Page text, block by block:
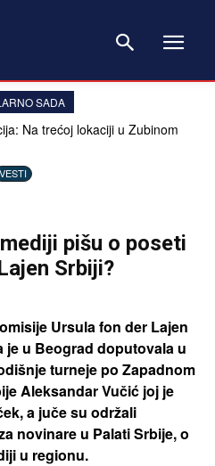
SADA
Na trećoj lokaciji u Zubinom
VESTI
pišu o poseti
Srbiji?
Ursula fon der Lajen
je u Beograd doputovala u
turneje po Zapadnom
Aleksandar Vučić joj je
a juče su održali
novinare u Palati Srbije, o
u regionu.